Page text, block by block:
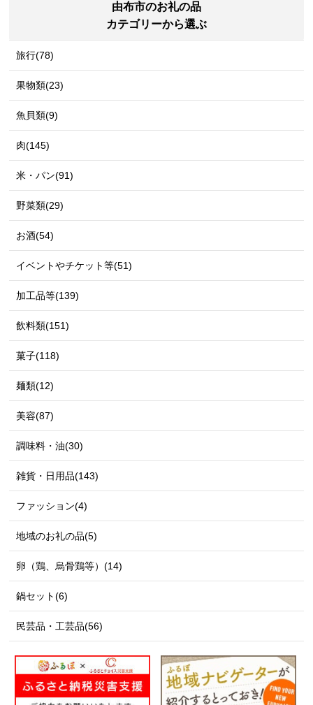
由布市のお礼の品
カテゴリーから選ぶ
旅行(78)
果物類(23)
魚貝類(9)
肉(145)
米・パン(91)
野菜類(29)
お酒(54)
イベントやチケット等(51)
加工品等(139)
飲料類(151)
菓子(118)
麺類(12)
美容(87)
調味料・油(30)
雑貨・日用品(143)
ファッション(4)
地域のお礼の品(5)
卵（鶏、烏骨鶏等）(14)
鍋セット(6)
民芸品・工芸品(56)